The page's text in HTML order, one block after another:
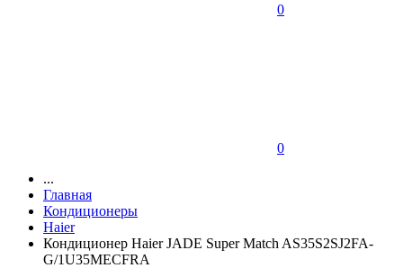
0
0
...
Главная
Кондиционеры
Haier
Кондиционер Haier JADE Super Match AS35S2SJ2FA-
G/1U35MECFRA